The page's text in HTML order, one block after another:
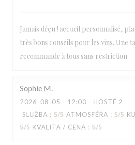
Jamais déçu ! accueil personnalisé,
très bons conseils pour les vins. Une
recommande à tous sans restriction
Sophie M
2026-08-05 - 12:00 - HOSTÉ 2
SLUŽBA : 5/5 ATMOSFÉRA : 5/5
5/5 KVALITA / CENA : 5/5